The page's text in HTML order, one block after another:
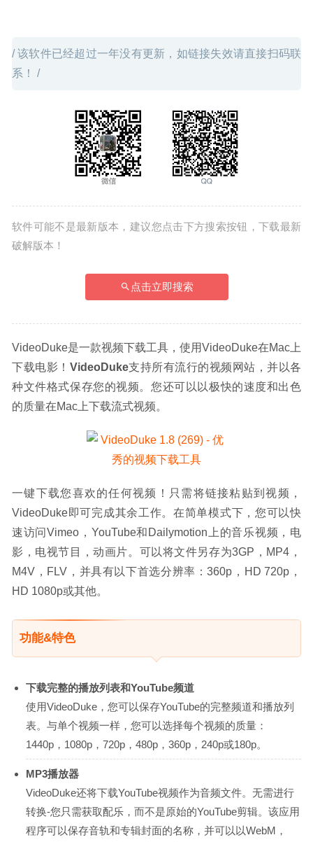
/ 该软件已经超过一年没有更新，如链接失效请直接扫码联
系！ /
软件可能不是最新版本，建议您点击下方搜索按钮，下载最新
破解版本！
点击立即搜索
VideoDuke是一款视频下载工具，使用VideoDuke在Mac上
下载电影！ VideoDuke支持所有流行的视频网站，并以各
种文件格式保存您的视频。您还可以以极快的速度和出色
的质量在Mac上下载流式视频。
一键下载您喜欢的任何视频！只需将链接粘贴到视频，
VideoDuke即可完成其余工作。在简单模式下，您可以快
速访问Vimeo，YouTube和Dailymotion上的音乐视频，电
影，电视节目，动画片。可以将文件另存为3GP，MP4，
M4V，FLV，并具有以下首选分辨率：360p，HD 720p，
HD 1080p或其他。
功能&特色
下载完整的播放列表和You​​Tube频道
使用VideoDuke，您可以保存YouTube的完整频道和播放列
表。与单个视频一样，您可以选择每个视频的质量：
1440p，1080p，720p，480p，360p，240p或180p。
MP3播放器
VideoDuke还将下载YouTube视频作为音频文件。无需进行
转换-您只需获取配乐，而不是原始的YouTube剪辑。该应用
程序可以保存音轨和专辑封面的名称，并可以以WebM，